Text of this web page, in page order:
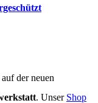
der neuen
. Unser Shop